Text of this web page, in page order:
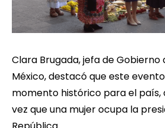
Clara Brugada, jefa de Gobierno
México, destacó que este
momento histórico para el país,
vez que una mujer ocupa la